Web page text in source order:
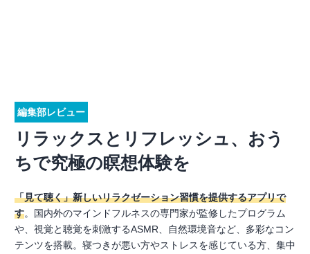
編集部レビュー
リラックスとリフレッシュ、おう
ちで究極の瞑想体験を
「見て聴く」新しいリラクゼーション習慣を提供するアプリで
す。国内外のマインドフルネスの専門家が監修したプログラム
や、視覚と聴覚を刺激するASMR、自然環境音など、多彩なコン
テンツを搭載。寝つきが悪い方やストレスを感じている方、集中